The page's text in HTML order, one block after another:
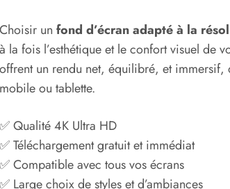
Choisir un fond d’écran adapté à la
à la fois l’esthétique et le confort visuel de
offrent un rendu net, équilibré, et immersif,
mobile ou tablette.
✅ Qualité 4K Ultra HD
✅ Téléchargement gratuit et immédiat
✅ Compatible avec tous vos écrans
✅ Large choix de styles et d’ambiances